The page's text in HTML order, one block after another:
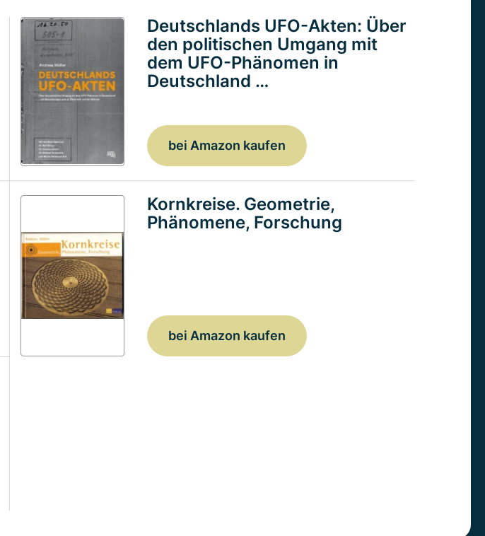
Deutschlands UFO-Akten: Über
den politischen Umgang mit
dem UFO-Phänomen in
Deutschland …
bei Amazon kaufen
Kornkreise. Geometrie,
Phänomene, Forschung
bei Amazon kaufen